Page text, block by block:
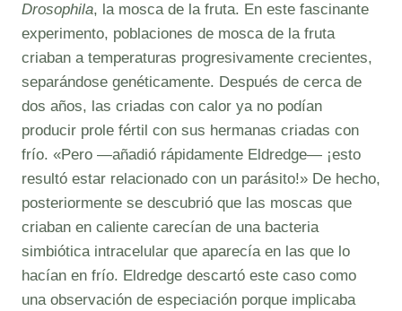
Drosophila, la mosca de la fruta. En este fascinante
experimento, poblaciones de mosca de la fruta
criaban a temperaturas progresivamente crecientes,
separándose genéticamente. Después de cerca de
dos años, las criadas con calor ya no podían
producir prole fértil con sus hermanas criadas con
frío. «Pero —añadió rápidamente Eldredge— ¡esto
resultó estar relacionado con un parásito!» De hecho,
posteriormente se descubrió que las moscas que
criaban en caliente carecían de una bacteria
simbiótica intracelular que aparecía en las que lo
hacían en frío. Eldredge descartó este caso como
una observación de especiación porque implicaba